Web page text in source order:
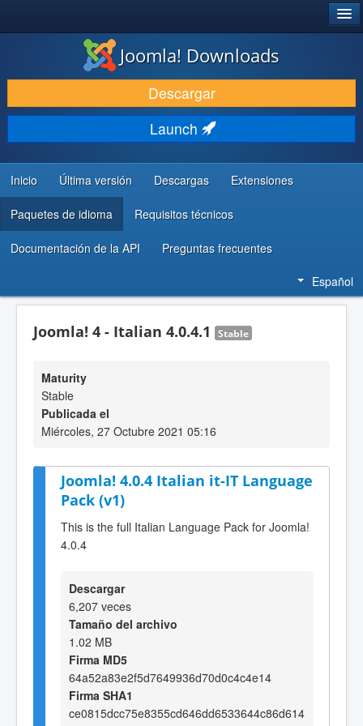
DESCARGAR & EXTENDER
DESCUBRE & APRENDE
COMUNIDAD & SOPORTE
RECURSOS PARA DESARROLLADORES
Joomla! Downloads
Descargar
Launch
Inicio Última versión Descargas Extensiones
Paquetes de idioma Requisitos técnicos
Documentación de la API Preguntas frecuentes
Español
Joomla! 4 - Italian 4.0.4.1 Stable
Maturity
Stable
Publicada el
Miércoles, 27 Octubre 2021 05:16
Joomla! 4.0.4 Italian it-IT Language
Pack (v1)
This is the full Italian Language Pack for Joomla!
4.0.4
Descargar
6,207 veces
Tamaño del archivo
1.02 MB
Firma MD5
64a52a83e2f5d7649936d70d0c4c4e14
Firma SHA1
ce0815dcc75e8355cd646dd6533644c86d614